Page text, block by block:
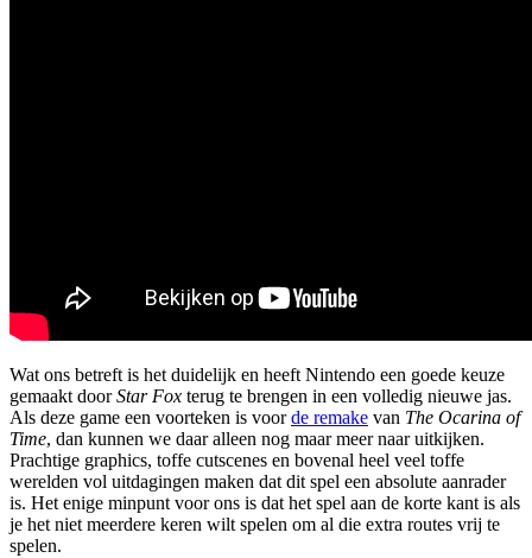
Wat ons betreft is het duidelijk en heeft Nintendo een goede keuze
gemaakt doorStar Fox terug te brengen in een volledig nieuwe jas.
Als deze game een voorteken is voorde remake van The Ocarina of
Time, dan kunnen we daar alleen nog maar meer naar uitkijken.
Prachtige graphics, toffe cutscenes en bovenal heel veel toffe
werelden vol uitdagingen maken dat dit spel een absolute aanrader
is. Het enige minpunt voor ons is dat het spel aan de korte kant is als
je het niet meerdere keren wilt spelen om al die extra routes vrij te
spelen.